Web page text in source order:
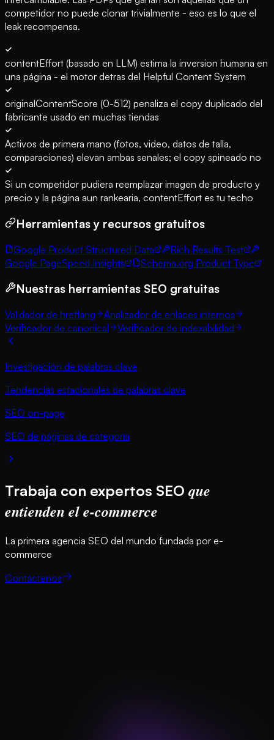
competidor no puede clonar trivialmente - eso es lo que el
leak recompensa.
contentEffort (basado en LLM) estima la inversion humana en
una página - el motor detras del Helpful Content System
originalContentScore (0-512) penaliza el copy duplicado del
fabricante usado en muchas tiendas
Activos de primera mano (fotos, video, datos de talla,
comparaciones) elevan ambas senales; el copy spineado no
Si un competidor pudiera reemplazar imagen de producto y
precio y la página aun rankearia, contentEffort es tu techo
Herramientas y recursos gratuitos
Google Product Structured Data
Rich Results Test
Google PageSpeed Insights
Schema.org Product Type
Nuestras herramientas SEO gratuitas
Validador de hreflang
Analizador de enlaces internos
Verificador de canonical
Verificador de indexabilidad
Investigación de palabras clave
Tendencias estacionales de palabras clave
SEO on-page
SEO de páginas de categoría
Trabaja con expertos SEO que
entienden el e-commerce
La primera agencia SEO del mundo fundada por e-
commerce
Contáctenos